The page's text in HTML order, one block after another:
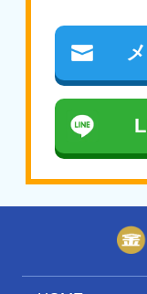
【ま行】
宮城郡七ヶ浜町
町
【わ行】
亘理郡山元町
二本松市
【は行】
福島市/ 塙町 /
広野町 / 双葉
【ま行】
柳津町 / 矢